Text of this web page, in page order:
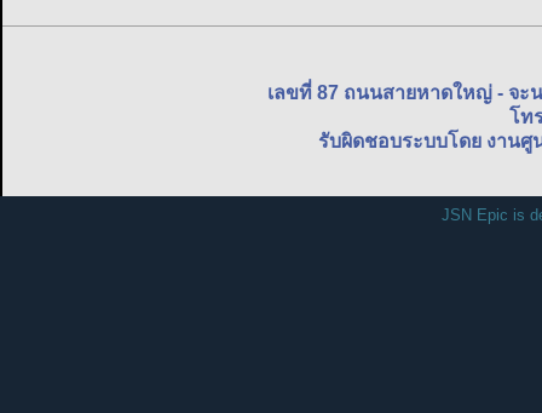
เลขที่ 87 ถนนสายหาดใหญ่ - จ
โท
รับผิดชอบระบบโดย งาน
JSN Epic is